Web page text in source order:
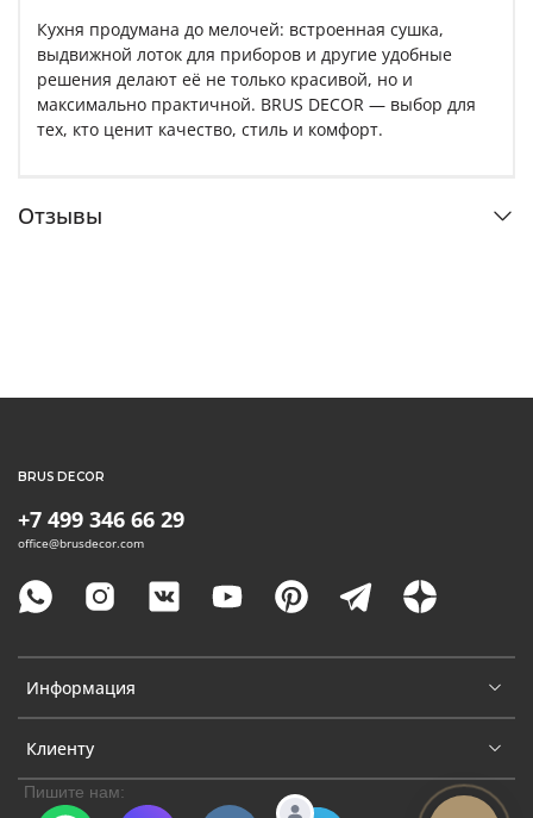
Кухня продумана до мелочей: встроенная сушка,
выдвижной лоток для приборов и другие удобные
решения делают её не только красивой, но и
максимально практичной. BRUS DECOR — выбор для
тех, кто ценит качество, стиль и комфорт.
Отзывы
Информация
Клиенту
+7 499 346 66 29
office@brusdecor.com
BRUS DECOR
Пишите нам: